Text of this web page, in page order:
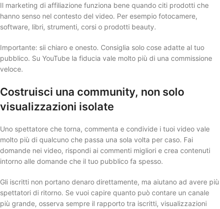
Il marketing di affiliazione funziona bene quando citi prodotti che
hanno senso nel contesto del video. Per esempio fotocamere,
software, libri, strumenti, corsi o prodotti beauty.
Importante: sii chiaro e onesto. Consiglia solo cose adatte al tuo
pubblico. Su YouTube la fiducia vale molto più di una commissione
veloce.
Costruisci una community, non solo
visualizzazioni isolate
Uno spettatore che torna, commenta e condivide i tuoi video vale
molto più di qualcuno che passa una sola volta per caso. Fai
domande nei video, rispondi ai commenti migliori e crea contenuti
intorno alle domande che il tuo pubblico fa spesso.
Gli iscritti non portano denaro direttamente, ma aiutano ad avere più
spettatori di ritorno. Se vuoi capire quanto può contare un canale
più grande, osserva sempre il rapporto tra iscritti, visualizzazioni